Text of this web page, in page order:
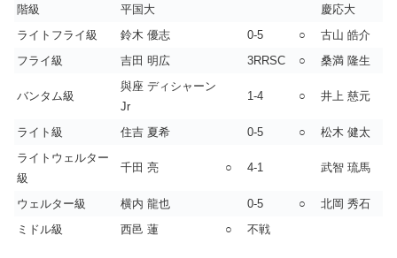
階級 平国大
慶応大
ライトフライ級
鈴木 優志 0-5 ○
古山 皓介
フライ級
吉田 明広 3RRSC ○ 桑満 隆生
バンタム級
與座 ディシャーン
Jr
1-4 ○ 井上 慈元
ライト級 住吉 夏希 0-5 ○
松木 健太
ライトウェルター
級
千田 亮 ○ 4-1 武智 琉馬
ウェルター級 横内 龍也 0-5 ○
北岡 秀石
ミドル級
西邑 蓮 ○ 不戦